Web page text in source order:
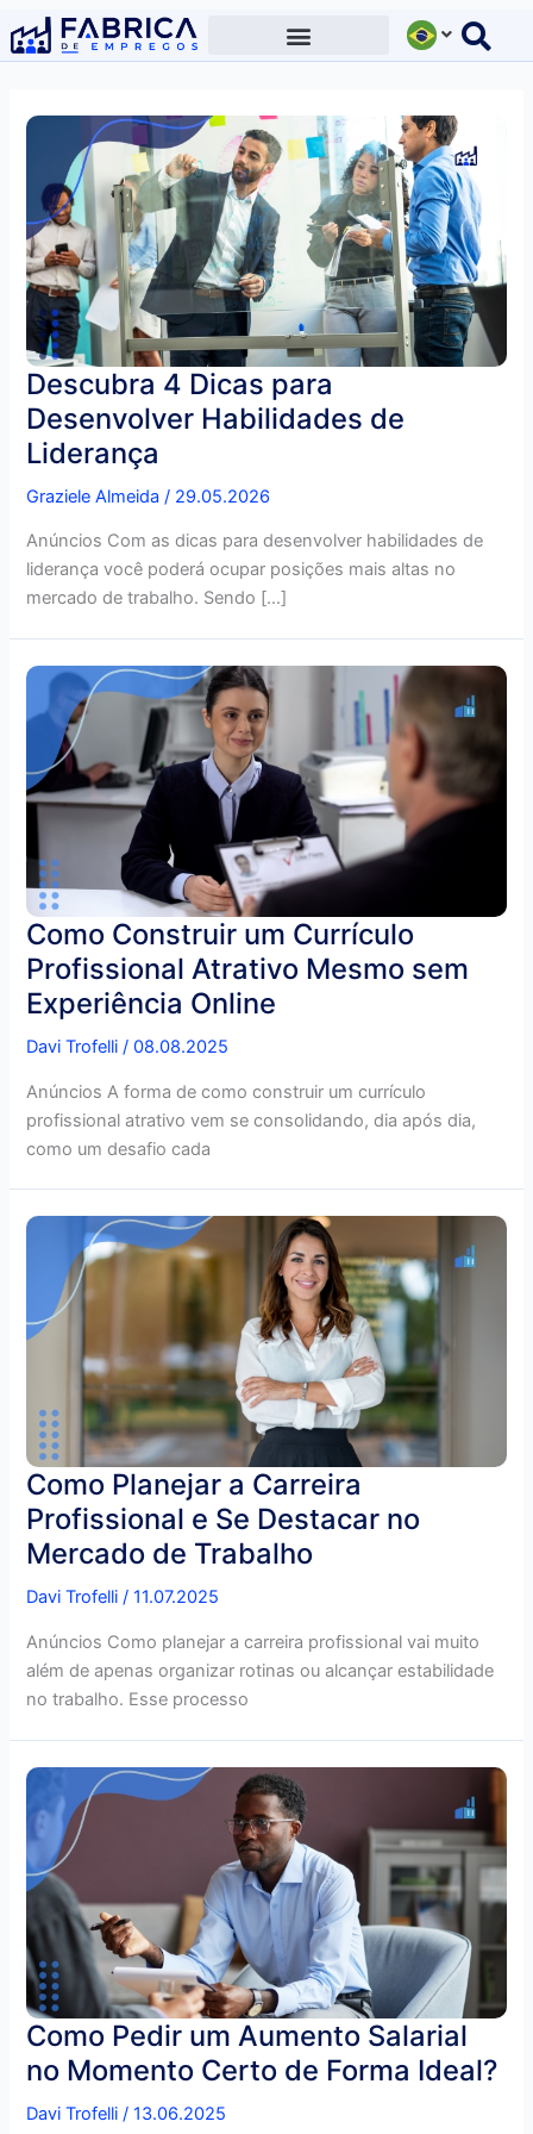
para
Descubra 4 Dicas para
Desenvolver Habilidades de
Liderança
Graziele Almeida/ 29.05.2026
Anúncios Com as dicas para desenvolver habilidades de
liderança você poderá ocupar posições mais altas no
mercado de trabalho. Sendo […]
Como Construir um Currículo
Profissional Atrativo Mesmo sem
Experiência Online
Davi Trofelli/08.08.2025
Anúncios A forma de como construir um currículo
profissional atrativo vem se consolidando, dia após dia,
como um desafio cada
Como Planejar a Carreira
Profissional e Se Destacar no
Mercado de Trabalho
Davi Trofelli/11.07.2025
Anúncios Como planejar a carreira profissional vai muito
além de apenas organizar rotinas ou alcançar estabilidade
no trabalho. Esse processo
Como Pedir um Aumento Salarial
no Momento Certo de Forma Ideal?
Davi Trofelli/13.06.2025